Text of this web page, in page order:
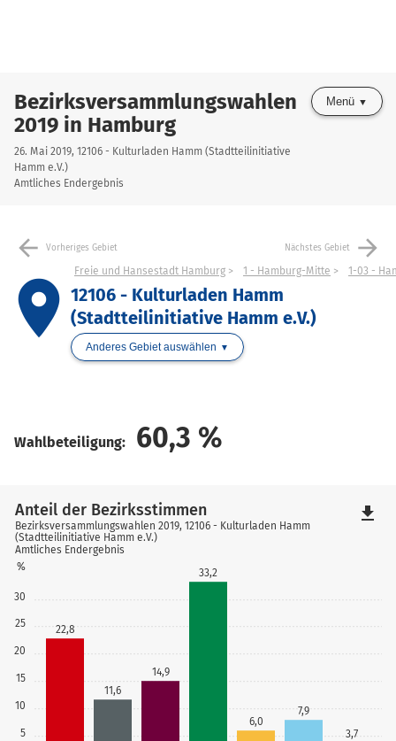
Bezirksversammlungswahlen
2019 in Hamburg
26. Mai 2019, 12106 - Kulturladen Hamm (Stadtteilinitiative
Hamm e.V.)
Amtliches Endergebnis
Menü
arrow_back Vorheriges Gebiet Nächstes Gebiet arrow_forward
place
Freie und Hansestadt Hamburg 1 - Hamburg-Mitte 1-03 -
12106 - Kulturladen Hamm
(Stadtteilinitiative Hamm e.V.)
Anderes Gebiet auswählen
Wahlbeteiligung: 60,3 %
5
10
15
20
25
30
%
22,8
11,6
14,9
33,2
6,0
7,9
3,7
Anteil der Bezirksstimmen
Bezirksversammlungswahlen 2019, 12106 - Kulturladen Hamm
(Stadtteilinitiative Hamm e.V.)
Amtliches Endergebnis
file_download